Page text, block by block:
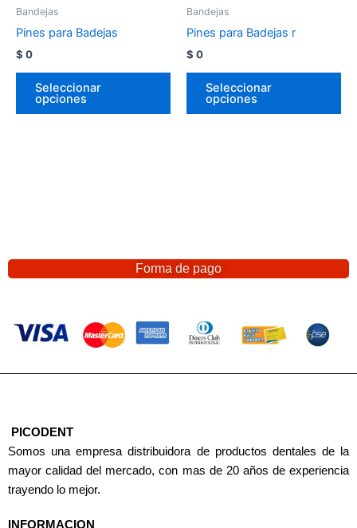
Bandejas
Pines para Badejas
$ 0
Seleccionar
opciones
Bandejas
Pines para Badejas r
$ 0
Seleccionar
opciones
Forma de pago
PICODENT
Somos una empresa distribuidora de productos dentales de la
mayor calidad del mercado, con mas de 20 años de experiencia
trayendo lo mejor.
INFORMACION